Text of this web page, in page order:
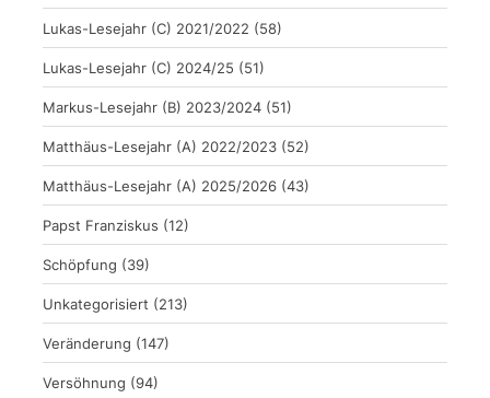
Lukas-Lesejahr (C) 2021/2022 (58)
Lukas-Lesejahr (C) 2024/25 (51)
Markus-Lesejahr (B) 2023/2024 (51)
Matthäus-Lesejahr (A) 2022/2023 (52)
Matthäus-Lesejahr (A) 2025/2026 (43)
Papst Franziskus (12)
Schöpfung (39)
Unkategorisiert (213)
Veränderung (147)
Versöhnung (94)